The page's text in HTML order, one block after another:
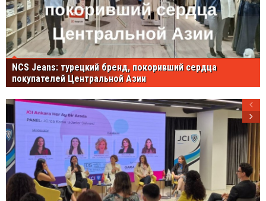
NCS Jeans: турецкий бренд, покоривший сердца
покупателей Центральной Азии